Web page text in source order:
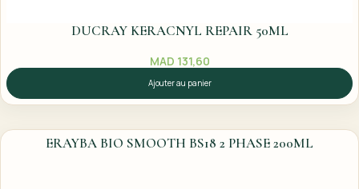
DUCRAY KERACNYL REPAIR 50ML
MAD 131,60
Ajouter au panier
ERAYBA BIO SMOOTH BS18 2 PHASE 200ML